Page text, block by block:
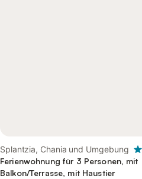
Splantzia, Chania und Umgebung
Ferienwohnung für 3 Personen, mit
Balkon/Terrasse, mit Haustier